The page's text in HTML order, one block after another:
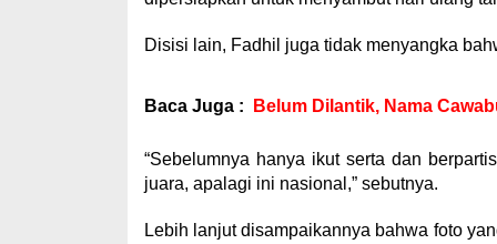
Disisi lain, Fadhil juga tidak menyangka
Baca Juga : Belum Dilantik, Nama
“Sebelumnya hanya ikut serta dan
juara, apalagi ini nasional,” sebutnya.
Lebih lanjut disampaikannya bahwa foto